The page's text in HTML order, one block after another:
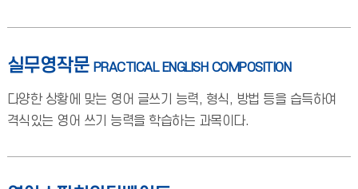
실무영작문 PRACTICAL ENGLISH COMPOSITION
다양한 상황에 맞는 영어 글쓰기 능력, 형식, 방법 등을 습득하여
격식있는 영어 쓰기 능력을 학습하는 과목이다.